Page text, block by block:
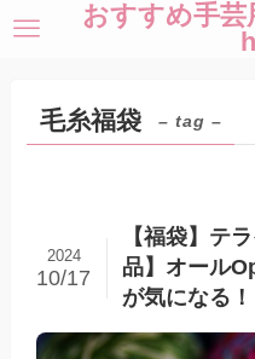
おすすめ手芸
毛糸福袋 – tag –
【福袋】テ
品】オール
が気になる！
2024
10/17